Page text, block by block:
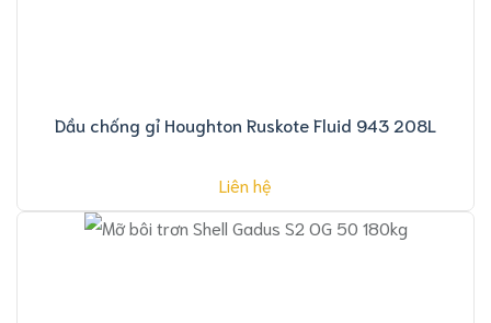
Dầu chống gỉ Houghton Ruskote Fluid 943 208L
Liên hệ